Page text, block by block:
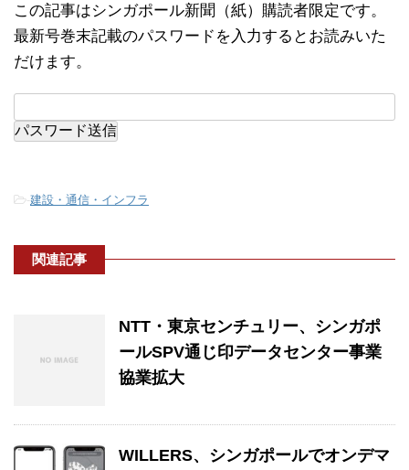
この記事はシンガポール新聞（紙）購読者限定です。
最新号巻末記載のパスワードを入力するとお読みいた
だけます。
-建設・通信・インフラ
関連記事
NTT・東京センチュリー、シンガポ
ールSPV通じ印データセンター事業
協業拡大
WILLERS、シンガポールでオンデマ